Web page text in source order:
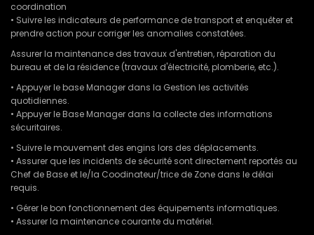
coordination
• Suivre les indicateurs de performance de transport et enquêter et
prendre action pour corriger les anomalies constatées.
Assurer la maintenance des travaux d'entretien, réparation du
bureau et de la résidence (travaux d'électricité, plomberie, etc.).
• Appuyer le base Manager dans la Gestion les activités
quotidiennes.
• Appuyer le Base Manager dans la collecte des informations
sécuritaires.
• Suivre le mouvement des engins lors des déplacements.
• Assurer que les incidents de sécurité sont directement reportés au
Chef de Base et le/la Coodinateur/trice de Zone dans le délai
requis.
• Gérer le bon fonctionnement des équipements informatiques.
• Assurer la maintenance courante du matériel.